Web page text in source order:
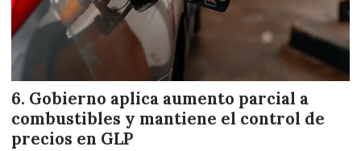
Gobierno aplica aumento parcial a
combustibles y mantiene el control de
precios en GLP